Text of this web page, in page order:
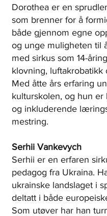
Dorothea er en
som brenner for å
både gjennom egne
og unge muligheten til
med sirkus som 14-
klovning, luftakrobatikk
Med åtte års erfaring
kulturskolen, og hun
og inkluderende
mestring.
Serhii Vankevych
Serhii er en erfaren
pedagog fra Ukraina.
ukrainske landslaget i
deltatt i både
Som utøver har han